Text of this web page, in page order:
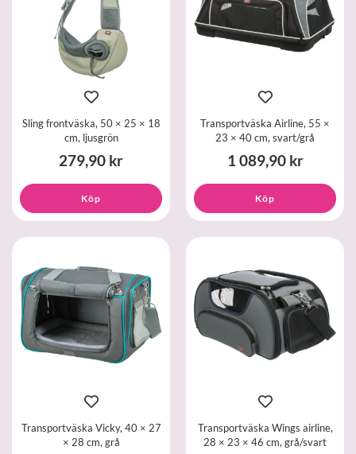
Sling frontväska, 50 × 25 × 18
cm, ljusgrön
279,90 kr
Köp
Transportväska Airline, 55 ×
23 × 40 cm, svart/grå
1 089,90 kr
Köp
Transportväska Vicky, 40 × 27
× 28 cm, grå
Transportväska Wings airline,
28 × 23 × 46 cm, grå/svart